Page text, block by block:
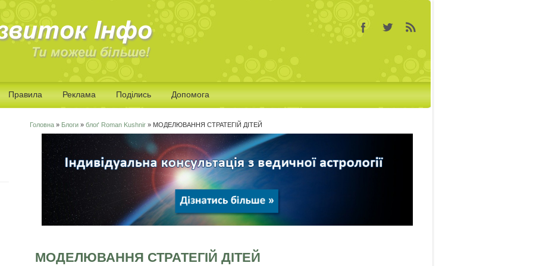
Правила Реклама Поділись Допомога
Ви є тут
Головна» Блоги» блоґ Roman Kushnir» МОДЕЛЮВАННЯ СТРАТЕГІЙ ДІТЕЙ
МОДЕЛЮВАННЯ СТРАТЕГІЙ ДІТЕЙ